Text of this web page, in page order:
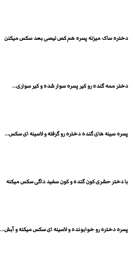
دختره ساک میزنه پسره هم کص لیصی بعد سکس میکنن
دختر ممه گنده رو کیر پسره سوار شده و کیر سواری...
پسره سینه های گنده دختره رو گرفته و لاسینه ای سکس...
با دختر حشری کون گنده و کون سفید داگی سکس میکنه
پسره دختره رو خوابونده و لاسینه ای سکس میکنه و آبش...